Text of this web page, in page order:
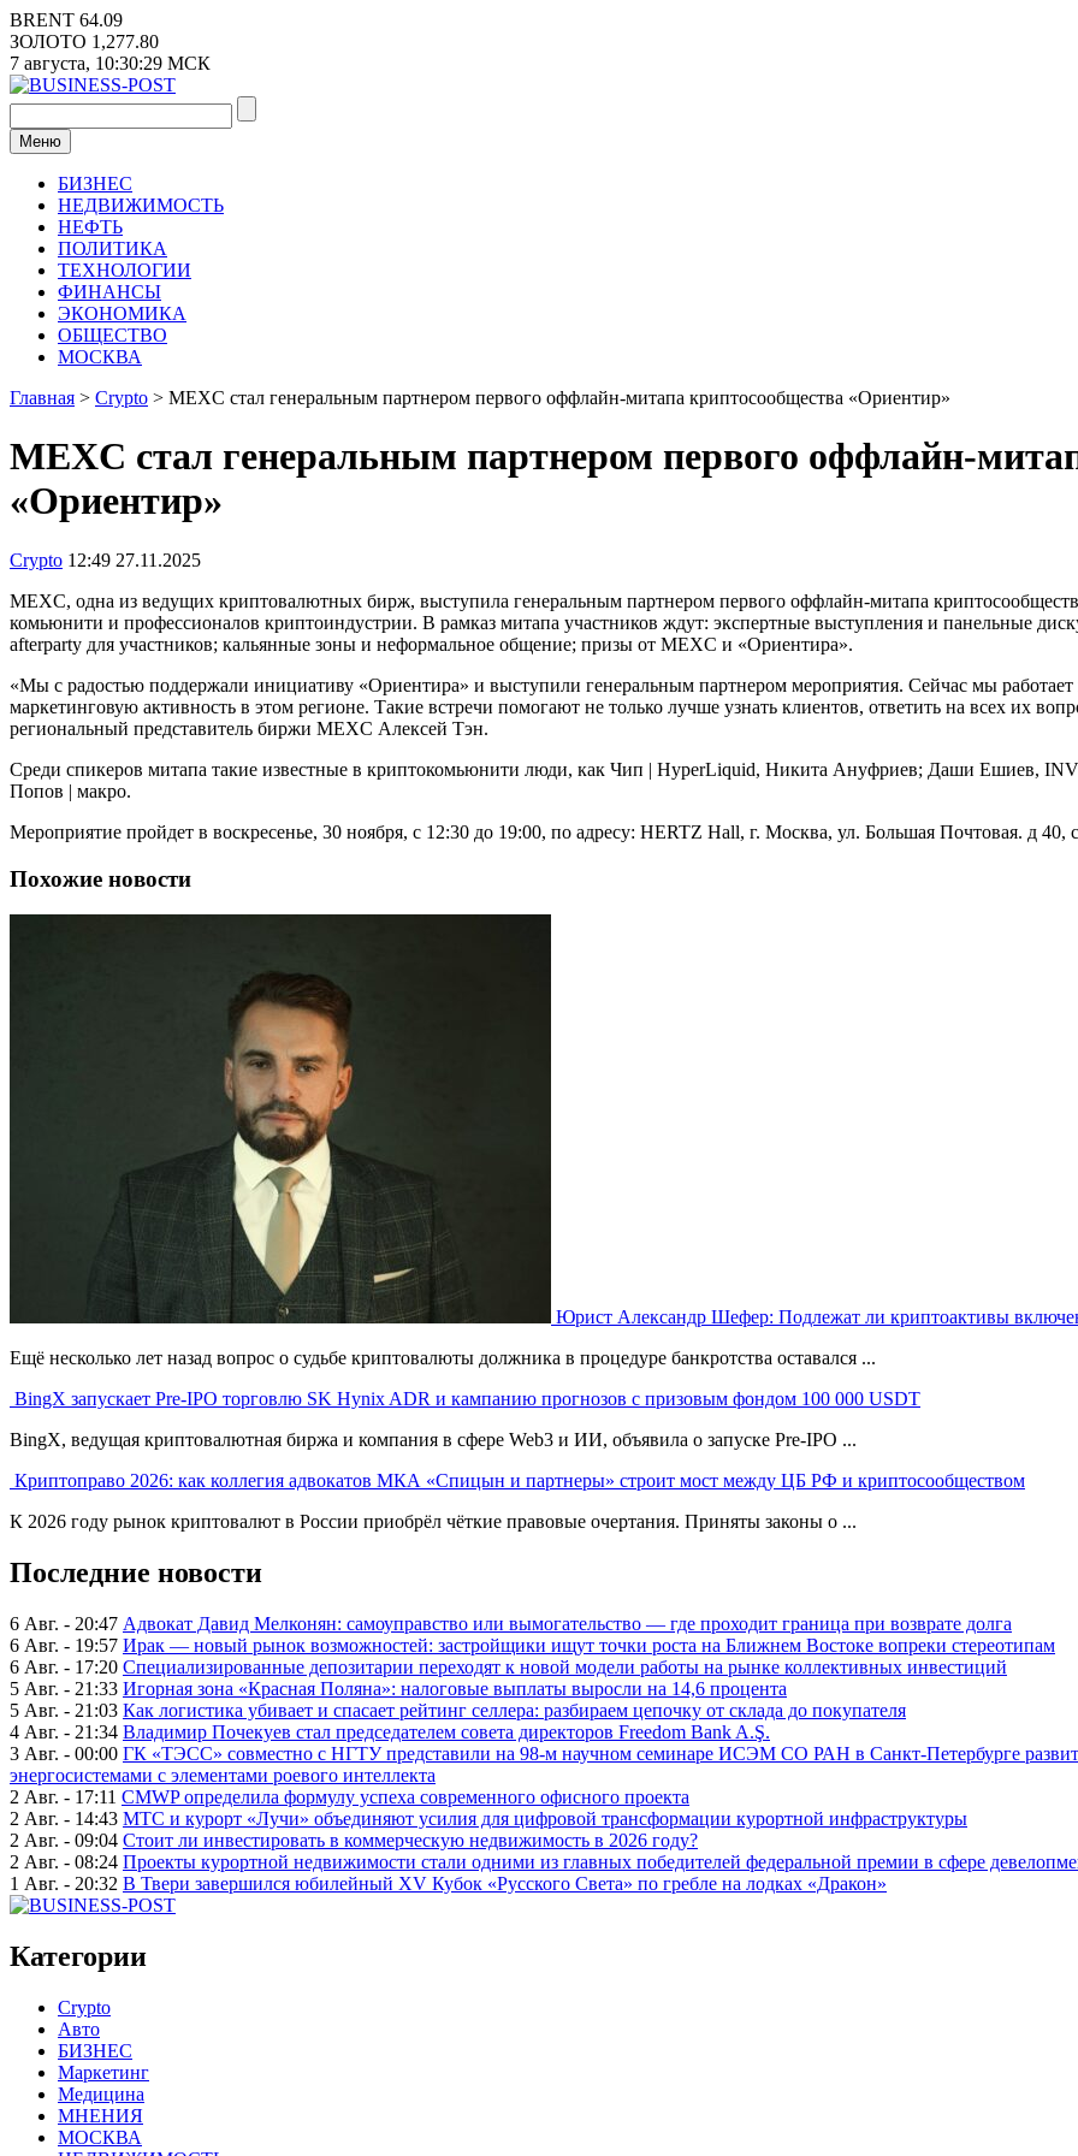
Перейти
к
содержимому
BRENT 64.09
ЗОЛОТО 1,277.80
7 августа, 10:30:29 МСК
Меню
БИЗНЕС
НЕДВИЖИМОСТЬ
НЕФТЬ
ПОЛИТИКА
ТЕХНОЛОГИИ
ФИНАНСЫ
ЭКОНОМИКА
ОБЩЕСТВО
МОСКВА
Главная > Crypto > MEXC стал генеральным партнером первого оффлайн-митапа криптосообщества «Ориентир»
MEXC стал генеральным партнером первого оффлайн-
«Ориентир»
Crypto 12:49 27.11.2025
MEXC, одна из ведущих криптовалютных бирж, выступила генеральным партнером первого оффлайн-митапа
комьюнити и профессионалов криптоиндустрии. В рамказ митапа участников ждут: экспертные выступления и панельные
afterparty для участников; кальянные зоны и неформальное общение; призы от MEXC и «Ориентира».
«Мы с радостью поддержали инициативу «Ориентира» и выступили генеральным партнером мероприятия. Сейчас мы
маркетинговую активность в этом регионе. Такие встречи помогают не только лучше узнать клиентов, ответить на всех их
региональный представитель биржи MEXC Алексей Тэн.
Среди спикеров митапа такие известные в криптокомьюнити люди, как Чип | HyperLiquid, Никита Ануфриев; Даши Ешиев,
Попов | макро.
Мероприятие пройдет в воскресенье, 30 ноября, с 12:30 до 19:00, по адресу: HERTZ Hall, г. Москва, ул. Большая Почтовая. д 40,
Похожие новости
Юрист Александр Шефер: Подлежат ли криптоактивы
Ещё несколько лет назад вопрос о судьбе криптовалюты должника в процедуре банкротства оставался ...
BingX запускает Pre-IPO торговлю SK Hynix ADR и кампанию прогнозов с призовым фондом 100 000 USDT
BingX, ведущая криптовалютная биржа и компания в сфере Web3 и ИИ, объявила о запуске Pre-IPO ...
Криптоправо 2026: как коллегия адвокатов МКА «Спицын и партнеры» строит мост между ЦБ РФ и криптосообществом
К 2026 году рынок криптовалют в России приобрёл чёткие правовые очертания. Приняты законы о ...
Последние новости
6 Авг. - 20:47 Адвокат Давид Мелконян: самоуправство или вымогательство — где проходит граница при возврате долга
6 Авг. - 19:57 Ирак — новый рынок возможностей: застройщики ищут точки роста на Ближнем Востоке вопреки стереотипам
6 Авг. - 17:20 Специализированные депозитарии переходят к новой модели работы на рынке коллективных инвестиций
5 Авг. - 21:33 Игорная зона «Красная Поляна»: налоговые выплаты выросли на 14,6 процента
5 Авг. - 21:03 Как логистика убивает и спасает рейтинг селлера: разбираем цепочку от склада до покупателя
4 Авг. - 21:34 Владимир Почекуев стал председателем совета директоров Freedom Bank A.Ş.
3 Авг. - 00:00 ГК «ТЭСС» совместно с НГТУ представили на 98-м научном семинаре ИСЭМ СО РАН в Санкт-Петербурге
энергосистемами с элементами роевого интеллекта
2 Авг. - 17:11 CMWP определила формулу успеха современного офисного проекта
2 Авг. - 14:43 МТС и курорт «Лучи» объединяют усилия для цифровой трансформации курортной инфраструктуры
2 Авг. - 09:04 Стоит ли инвестировать в коммерческую недвижимость в 2026 году?
2 Авг. - 08:24 Проекты курортной недвижимости стали одними из главных победителей федеральной премии в сфере
1 Авг. - 20:32 В Твери завершился юбилейный XV Кубок «Русского Света» по гребле на лодках «Дракон»
Категории
Crypto
Авто
БИЗНЕС
Маркетинг
Медицина
МНЕНИЯ
МОСКВА